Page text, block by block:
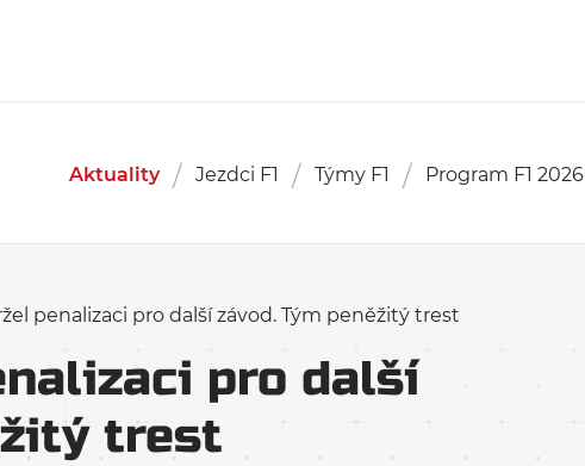
Aktuality Jezdci F1 Týmy F1 Program F1 2026
penalizaci pro další závod. Tým peněžitý trest
pro další
trest